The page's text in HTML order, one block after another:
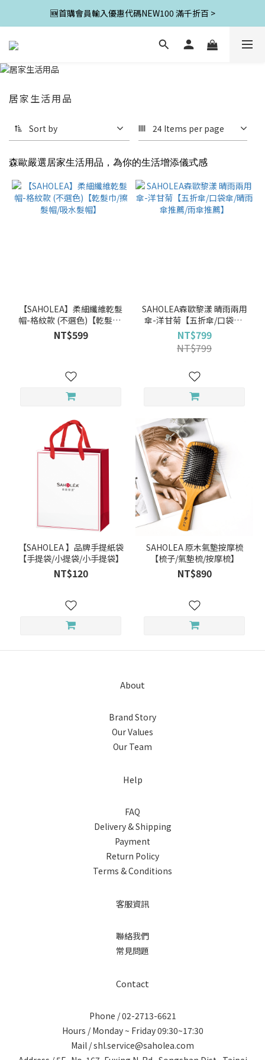
🆕首購會員輸入優惠代碼NEW100 滿千折百 >
居家生活用品
Sort by 24 Items per page
森歐嚴選居家生活用品，為你的生活增添儀式感
【SAHOLEA】柔細纖維乾髮
帽-格紋款 (不選色)【乾髮巾/
擦髮帽/吸水髮帽】
NT$599
SAHOLEA森歐黎漾 晴雨兩用
傘-洋甘菊【五折傘/口袋傘/
晴雨傘推薦/雨傘推薦】
NT$799
NT$799
【SAHOLEA 】品牌手提紙袋
【手提袋/小提袋/小手提袋】
NT$120
SAHOLEA 原木氣墊按摩梳
【梳子/氣墊梳/按摩梳】
NT$890
About
Brand Story
Our Values
Our Team
Help
FAQ
Delivery & Shipping
Payment
Return Policy
Terms & Conditions
客服資訊
聯絡我們
常見問題
Contact
Phone / 02-2713-6621
Hours / Monday ~ Friday 09:30~17:30
Mail / shl.service@saholea.com